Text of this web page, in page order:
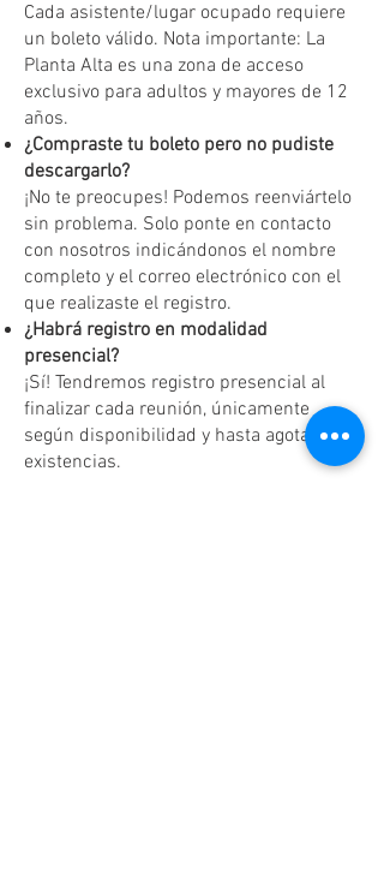
Cada asistente/lugar ocupado requiere
un boleto válido. Nota importante: La
Planta Alta es una zona de acceso
exclusivo para adultos y mayores de 12
años.
¿Compraste tu boleto pero no pudiste
descargarlo?
¡No te preocupes! Podemos reenviártelo
sin problema. Solo ponte en contacto
con nosotros indicándonos el nombre
completo y el correo electrónico con el
que realizaste el registro.
¿Habrá registro en modalidad
presencial?
¡Sí! Tendremos registro presencial al
finalizar cada reunión, únicamente
según disponibilidad y hasta agotar
existencias.